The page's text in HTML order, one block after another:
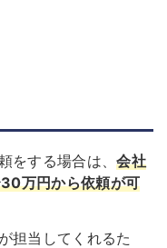
をする場合は、会社
万円から依頼が可
担当してくれるた